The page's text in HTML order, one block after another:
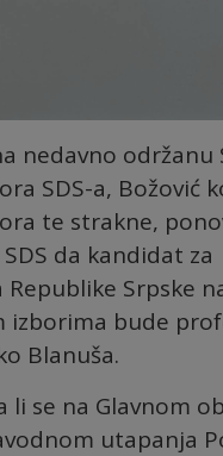
nedavno održanu
SDS-a, Božović
te strakne,
da kandidat za
Srpske
izborima bude
Blanuša.
li se na Glavnom
utapanja